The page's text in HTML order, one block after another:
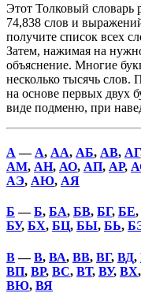
Этот Толковый словарь
74,838 слов и
получите список всех
Затем, нажимая на
объяснение. Многие
несколько тысячь
на основе первых двух
виде подменю, при
А — А, АА, АБ, АВ, АГ
АМ, АН, АО, АП, АР,
АЭ, АЮ, АЯ
Б —Б, БА, БВ, БГ, БЕ,
БУ, БХ, БЦ, БЫ, БЬ,
В—В, ВА, ВВ, ВГ, ВД,
ВП, ВР, ВС, ВТ, ВУ, ВХ,
ВЮ, ВЯ